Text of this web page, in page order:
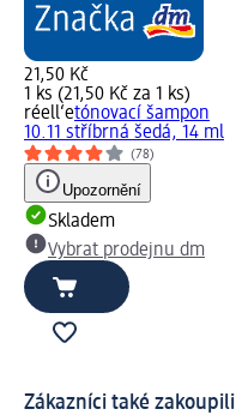
21,50 Kč
1 ks (21,50 Kč za 1 ks)
réell‘etónovací šampon
10.11 stříbrná šedá, 14 ml
(78)
Upozornění
Skladem
Vybrat prodejnu dm
Zákazníci také zakoupili